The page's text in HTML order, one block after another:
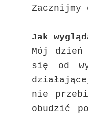
Zacznijmy
Jak
Mój dzień
się od
nie
obudzić